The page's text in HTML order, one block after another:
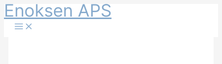
Gå
Enoksen APS